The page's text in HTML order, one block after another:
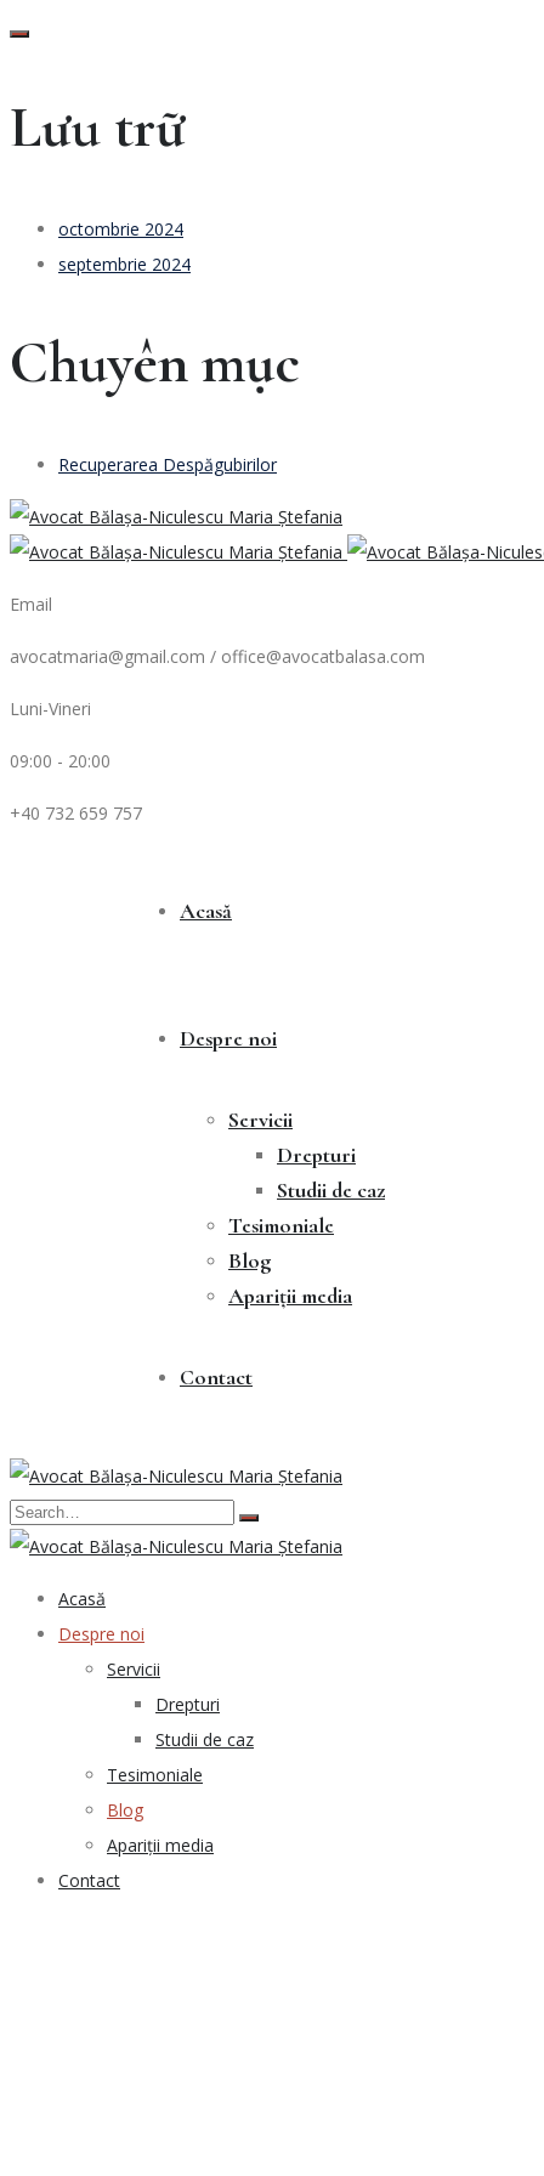
Lưu trữ
octombrie 2024
septembrie 2024
Chuyên mục
Recuperarea Despăgubirilor
Email
avocatmaria@gmail.com / office@avocatbalasa.com
Luni-Vineri
09:00 - 20:00
+40 732 659 757
Acasă
Despre noi
Servicii
Drepturi
Studii de caz
Tesimoniale
Blog
Apariții media
Contact
Acasă
Despre noi
Servicii
Drepturi
Studii de caz
Tesimoniale
Blog
Apariții media
Contact